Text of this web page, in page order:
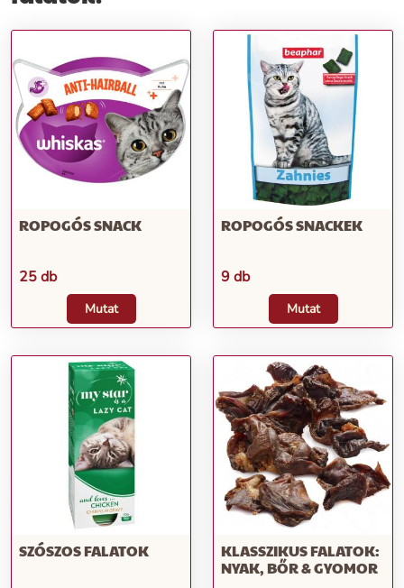
ROPOGÓS SNACK
25 db
Mutat
ROPOGÓS SNACKEK
9 db
Mutat
SZÓSZOS FALATOK
KLASSZIKUS FALATOK:
NYAK, BŐR & GYOMOR